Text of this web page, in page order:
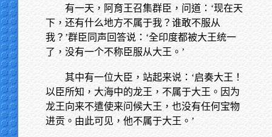
有一天，阿育王召集群臣，问道：‘现在天
下，还有什么地方不属于我？谁敢不服从
我？’群臣同声回答说：‘全印度都被大王统一
了，没有一个不称臣服从大王。’
其中有一位大臣，站起来说：‘启奏大王！
以臣所知，大海中的龙王，不属于大王。因为
龙王向来不遣使来问候大王，也没有任何宝物
进贡。由此可见，他不属于大王。’